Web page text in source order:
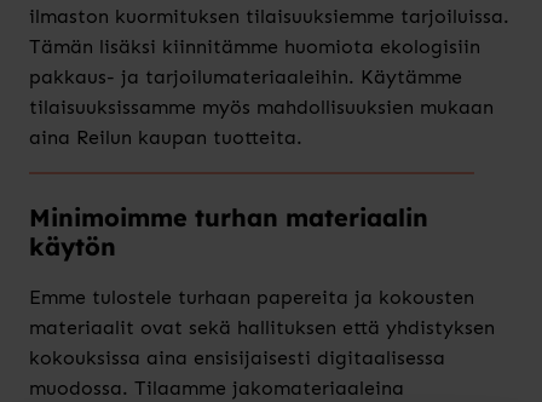
ilmaston kuormituksen tilaisuuksiemme tarjoiluissa.
Tämän lisäksi kiinnitämme huomiota ekologisiin
pakkaus- ja tarjoilumateriaaleihin. Käytämme
tilaisuuksissamme myös mahdollisuuksien mukaan
aina Reilun kaupan tuotteita.
Minimoimme turhan materiaalin
käytön
Emme tulostele turhaan papereita ja kokousten
materiaalit ovat sekä hallituksen että yhdistyksen
kokouksissa aina ensisijaisesti digitaalisessa
muodossa. Tilaamme jakomateriaaleina